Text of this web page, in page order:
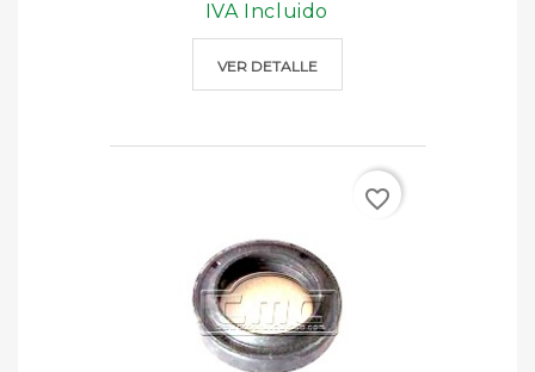
IVA Incluido
VER DETALLE
favorite_border